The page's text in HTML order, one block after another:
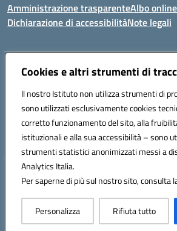
Cookies e altri strumenti di
Il nostro Istituto non utilizza strumenti di
sono utilizzati esclusivamente cookies
corretto funzionamento del sito, alla
istituzionali e alla sua accessibilità – sono
strumenti statistici anonimizzati messi a
Analytics Italia.
Per saperne di più sul nostro sito, consulta
Personalizza Rifiuta tutto
Amministrazione trasparenteAlbo online
Dichiarazione di accessibilitàNote legali
Indirizzo:Via Felice Cavallotti, 15 -84020 -
Posta elettronica certificata (PEC):
Codice fiscale: 82005110653
Codice meccanografico: SAIC81300D
Hosting & Powered by 3D
Concept & Design by